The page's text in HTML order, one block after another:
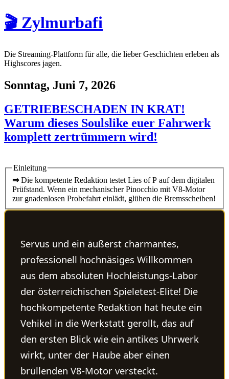
🎬 Zylmurbafi
Die Streaming-Plattform für alle, die lieber Geschichten erleben als
Highscores jagen.
Sonntag, Juni 7, 2026
GETRIEBESCHADEN IN KRAT!
Warum dieses Soulslike euer Fahrwerk
komplett zertrümmern wird!
Einleitung
⇒Die kompetente Redaktion testet Lies of P auf dem digitalen
Prüfstand. Wenn ein mechanischer Pinocchio mit V8-Motor
zur gnadenlosen Probefahrt einlädt, glühen die Bremsscheiben!
Servus und ein äußerst charmantes,
professionell hochnäsiges Willkommen
aus dem absoluten Hochleistungs-Labor
der österreichischen Spieletest-Elite! Die
hochkompetente Redaktion hat heute ein
Vehikel in die Werkstatt gerollt, das auf
den ersten Blick wie ein antikes Uhrwerk
wirkt, unter der Haube aber einen
brüllenden V8-Motor versteckt.